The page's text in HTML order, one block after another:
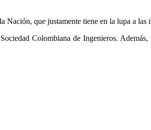
que justamente tiene en la lupa a las
Colombiana de Ingenieros.